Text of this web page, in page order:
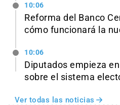
10:06
Reforma del Banco
cómo funcionará la
10:06
Diputados empieza
sobre el sistema
Ver todas las noticias